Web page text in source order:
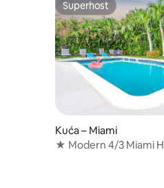
Superhost
Superhost
Kuća – Miami
★ Modern 4/3 Miami